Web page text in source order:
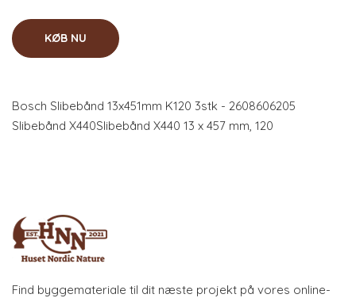
KØB NU
Bosch Slibebånd 13x451mm K120 3stk - 2608606205
Slibebånd X440Slibebånd X440 13 x 457 mm, 120
Find byggemateriale til dit næste projekt på vores online-